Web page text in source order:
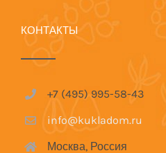
КОНТАКТЫ
+7 (495) 995-58-43
info@kukladom.ru
Москва, Россия